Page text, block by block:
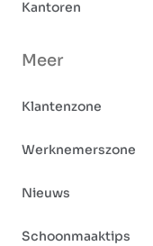
Kantoren
Meer
Klantenzone
Werknemerszone
Nieuws
Schoonmaaktips